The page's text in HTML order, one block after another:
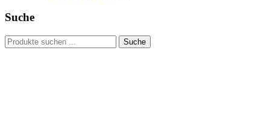
Suche
Suchen
nach:
Suche